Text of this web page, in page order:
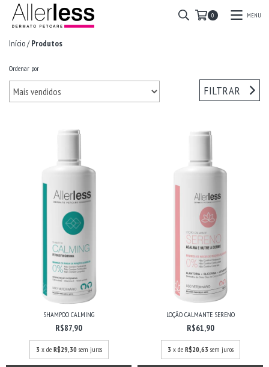
0 MENU
Início/ Produtos
Ordenar por
FILTRAR
SHAMPOO CALMING
R$87,90
3 x de R$29,30 sem juros
LOÇÃO CALMANTE SERENO
R$61,90
3 x de R$20,63 sem juros